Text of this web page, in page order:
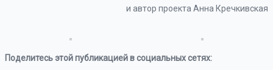
и автор проекта Анна Кречкивская
Поделитесь этой публикацией в социальных сетях: